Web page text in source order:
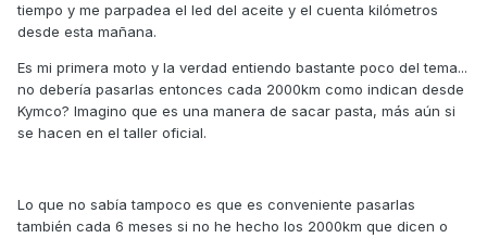
tiempo y me parpadea el led del aceite y el cuenta kilómetros
desde esta mañana.
Es mi primera moto y la verdad entiendo bastante poco del tema...
no debería pasarlas entonces cada 2000km como indican desde
Kymco? Imagino que es una manera de sacar pasta, más aún si
se hacen en el taller oficial.
Lo que no sabía tampoco es que es conveniente pasarlas
también cada 6 meses si no he hecho los 2000km que dicen o